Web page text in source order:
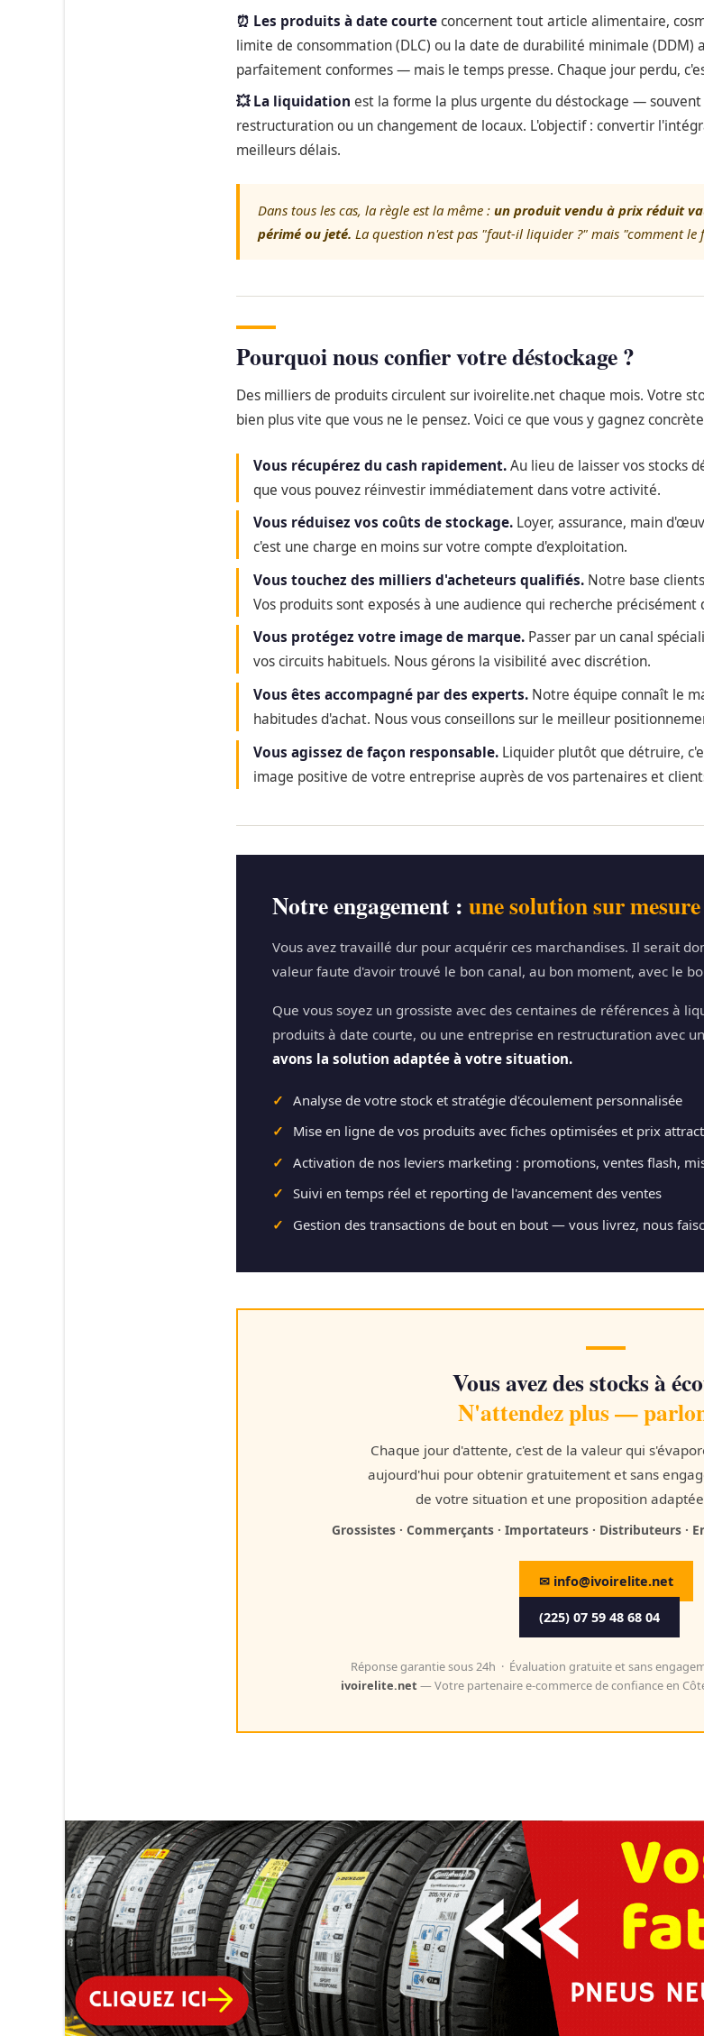
⏰ Les produits à date courteconcernent tout article alimentaire,
limite de consommation (DLC) ou la date de durabilité minimale (DDM)
parfaitement conformes — mais le temps presse. Chaque jour perdu,
💥 La liquidation est la forme la plus urgente du déstockage —
restructuration ou un changement de locaux. L'objectif : convertir
meilleurs délais.
Dans tous les cas, la règle est la même : un produit vendu à prix réduit
périmé ou jeté. La question n'est pas "faut-il liquider ?" mais "comment
Pourquoi nous confier votre déstockage ?
Des milliers de produits circulent sur ivoirelite.net chaque mois. Votre
bien plus vite que vous ne le pensez. Voici ce que vous y gagnez
Vous récupérez du cash rapidement.Au lieu de laisser vos stocks
que vous pouvez réinvestir immédiatement dans votre activité.
Vous réduisez vos coûts de stockage. Loyer, assurance, main
c'est une charge en moins sur votre compte d'exploitation.
Vous touchez des milliers d'acheteurs qualifiés. Notre base
Vos produits sont exposés à une audience qui recherche
Vous protégez votre image de marque. Passer par un canal
vos circuits habituels. Nous gérons la visibilité avec discrétion.
Vous êtes accompagné par des experts. Notre équipe connaît le
habitudes d'achat. Nous vous conseillons sur le meilleur
Vous agissez de façon responsable. Liquider plutôt que détruire,
image positive de votre entreprise auprès de vos partenaires et
Notre engagement : une solution sur
Vous avez travaillé dur pour acquérir ces marchandises. Il serait
valeur faute d'avoir trouvé le bon canal, au bon moment, avec le
Que vous soyez un grossiste avec des centaines de références à
produits à date courte, ou une entreprise en restructuration avec
avons la solution adaptée à votre situation.
✓ Analyse de votre stock et stratégie d'écoulement personnalisée
✓
Mise en ligne de vos produits avec fiches optimisées et prix
✓ Activation de nos leviers marketing : promotions, ventes flash,
✓ Suivi en temps réel et reporting de l'avancement des ventes
✓
Gestion des transactions de bout en bout — vous livrez, nous
Vous avez des stocks à
N'attendez plus —
Chaque jour d'attente, c'est de la valeur qui
aujourd'hui pour obtenir gratuitement et sans
de votre situation et une proposition
Grossistes · Commerçants · Importateurs · Distributeurs ·
✉ info@ivoirelite.net
(225) 07 59 48 68 04
Réponse garantie sous 24h · Évaluation gratuite et sans
ivoirelite.net — Votre partenaire e-commerce de confiance en